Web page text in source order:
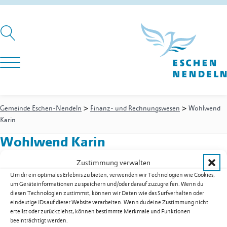
Zustimmung verwalten
Um dir ein optimales Erlebnis zu bieten, verwenden wir Technologien wie Cookies,
um Geräteinformationen zu speichern und/oder darauf zuzugreifen. Wenn du
diesen Technologien zustimmst, können wir Daten wie das Surfverhalten oder
eindeutige IDs auf dieser Website verarbeiten. Wenn du deine Zustimmung nicht
erteilst oder zurückziehst, können bestimmte Merkmale und Funktionen
beeinträchtigt werden.
Gemeinde Eschen-Nendeln > Finanz- und Rechnungswesen > Wohlwend
Karin
Wohlwend Karin
Finanz- und Rechnungswesen
Steuerwesen
Festnetz+423 377 50 06
E-Mailkarin.wohlwend@eschen.li